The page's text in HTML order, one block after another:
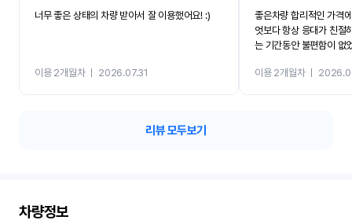
너무 좋은 상태의 차량 받아서 잘 이용했어요! :)
이용 2개월차ㅣ 2026.07.31
좋은차량 합리적인 가격
엇보다 항상 응대가 친절
는 기간동안 불편함이 없
카 렌트 고민없이 강추합
이용 2개월차ㅣ
리뷰 모두보기
차량정보